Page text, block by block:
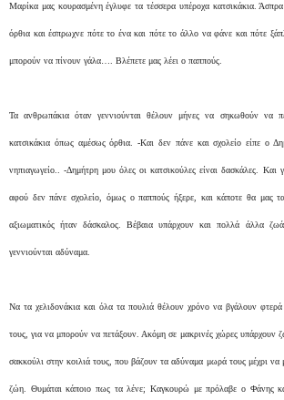
Μαρίκα μας κουρασμένη έγλυφε τα τέσσερα υπέροχα κατσικάκια.
όρθια και έσπρωχνε πότε το ένα και πότε το άλλο να φάνε και πότε
μπορούν να πίνουν γάλα…. Βλέπετε μας λέει ο παππούς.
Τα ανθρωπάκια όταν γεννιούνται θέλουν μήνες να σηκωθούν να
κατσικάκια όπως αμέσως όρθια. -Και δεν πάνε και σχολείο είπε ο
νηπιαγωγείο.. -Δημήτρη μου όλες οι κατσικούλες είναι δασκάλες. Και
αφού δεν πάνε σχολείο, όμως ο παππούς ήξερε, και κάποτε θα μας
αξιωματικός ήταν δάσκαλος. Βέβαια υπάρχουν και πολλά άλλα
γεννιούνται αδύναμα.
Να τα χελιδονάκια και όλα τα πουλιά θέλουν χρόνο να βγάλουν
τους, για να μπορούν να πετάξουν. Ακόμη σε μακρινές χώρες υπάρχουν
σακκούλι στην κοιλιά τους, που βάζουν τα αδύναμα μωρά τους μέχρι
ζώη. Θυμάται κάποιο πως τα λένε; Καγκουρώ με πρόλαβε ο Φάνης